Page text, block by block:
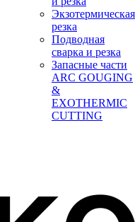
Экзотермическая
резка
Подводная
сварка и резка
Запасные части
ARC GOUGING
&
EXOTHERMIC
CUTTING